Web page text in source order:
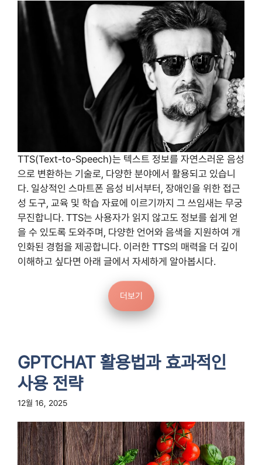
TTS(Text-to-Speech)는 텍스트 정보를 자연스러운 음성
으로 변환하는 기술로, 다양한 분야에서 활용되고 있습니
다. 일상적인 스마트폰 음성 비서부터, 장애인을 위한 접근
성 도구, 교육 및 학습 자료에 이르기까지 그 쓰임새는 무궁
무진합니다. TTS는 사용자가 읽지 않고도 정보를 쉽게 얻
을 수 있도록 도와주며, 다양한 언어와 음색을 지원하여 개
인화된 경험을 제공합니다. 이러한 TTS의 매력을 더 깊이
이해하고 싶다면 아래 글에서 자세하게 알아봅시다.
더보기
GPTCHAT 활용법과 효과적인
사용 전략
12월 16, 2025